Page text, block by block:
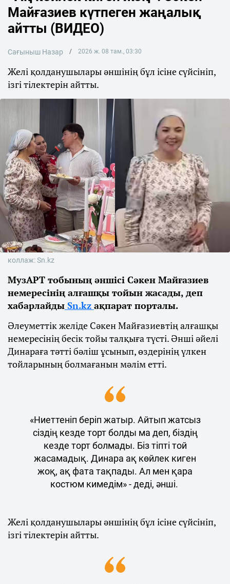
Майғазиев күтпеген жаңалық
айтты (ВИДЕО)
Сағыныш Назар 2026 ж. 08 там., 03:30
Желі қолданушылары әншінің бұл ісіне сүйсініп,
ізгі тілектерін айтты.
коллаж: Sn.kz
МузАРТ тобының әншісі Сәкен Майғазиев
немересінің алғашқы тойын жасады, деп
хабарлайды Sn.kz ақпарат порталы.
Әлеуметтік желіде Сәкен Майғазиевтің алғашқы
немересінің бесік тойы талқыға түсті. Әнші әйелі
Динараға тәтті бәліш ұсынып, өздерінің үлкен
тойларының болмағанын мәлім етті.
«Ниеттеніп беріп жатыр. Айтып жатсыз
сіздің кезде торт болды ма деп, біздің
кезде торт болмады. Біз тіпті той
жасамадық. Динара ақ көйлек киген
жоқ, ақ фата тақпады. Ал мен қара
костюм кимедім» - деді, әнші.
Желі қолданушылары әншінің бұл ісіне сүйсініп,
ізгі тілектерін айтты.